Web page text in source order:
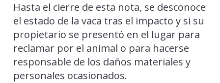
Hasta el cierre de esta nota, se desconoce
el estado de la vaca tras el impacto y si su
propietario se presentó en el lugar para
reclamar por el animal o para hacerse
responsable de los daños materiales y
personales ocasionados.